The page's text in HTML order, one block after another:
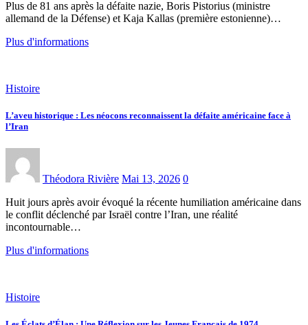
Plus de 81 ans après la défaite nazie, Boris Pistorius (ministre
allemand de la Défense) et Kaja Kallas (première estonienne)…
Plus d'informations
Histoire
L’aveu historique : Les néocons reconnaissent la défaite américaine face à
l’Iran
Théodora Rivière Mai 13, 2026 0
Huit jours après avoir évoqué la récente humiliation américaine dans
le conflit déclenché par Israël contre l’Iran, une réalité
incontournable…
Plus d'informations
Histoire